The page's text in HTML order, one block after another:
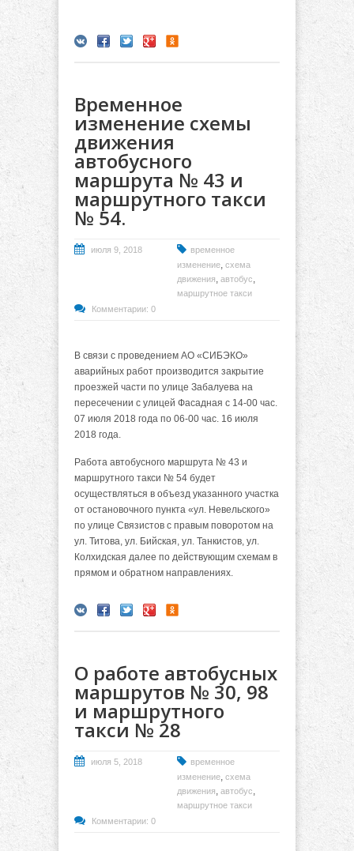
Временное
изменение схемы
движения
автобусного
маршрута № 43 и
маршрутного такси
№ 54.
июля 9, 2018
временное
изменение, схема
движения, автобус,
маршрутное такси
Комментарии: 0
В связи с проведением АО «СИБЭКО»
аварийных работ производится закрытие
проезжей части по улице Забалуева на
пересечении с улицей Фасадная с 14-00 час.
07 июля 2018 года по 06-00 час. 16 июля
2018 года.
Работа автобусного маршрута № 43 и
маршрутного такси № 54 будет
осуществляться в объезд указанного участка
от остановочного пункта «ул. Невельского»
по улице Связистов с правым поворотом на
ул. Титова, ул. Бийская, ул. Танкистов, ул.
Колхидская далее по действующим схемам в
прямом и обратном направлениях.
О работе автобусных
маршрутов № 30, 98
и маршрутного
такси № 28
июля 5, 2018
временное
изменение схема
движения автобус
маршрутное такси
Комментарии: 0